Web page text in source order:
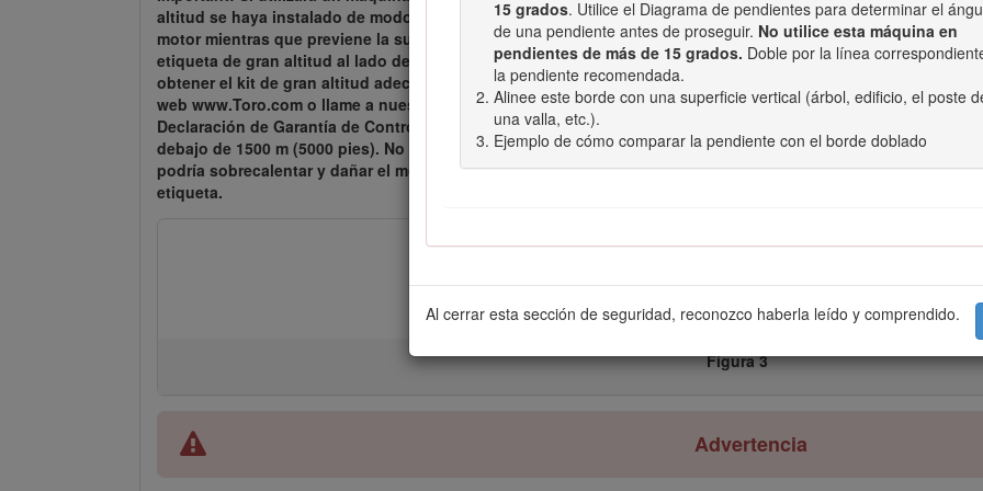
15 grados. Utilice el Diagrama de pendientes para determinar el
de una pendiente antes de proseguir. No utilice esta máquina en
pendientes de más de 15 grados. Doble por la línea
la pendiente recomendada.
Alinee este borde con una superficie vertical (árbol, edificio, el poste
una valla, etc.).
Ejemplo de cómo comparar la pendiente con el borde doblado
Al cerrar esta sección de seguridad, reconozco haberla leído y comprendido.
altitud se haya instalado de modo que el motor cumpla con las normativas de emisiones CARB/EPA. El kit
motor mientras que previene la suciedad de la bujía, la dificultad de arranque y las emisiones aumentadas.
etiqueta de gran altitud al lado de la pegatina de número de serie en la máquina. Póngase en contacto con
obtener el kit de gran altitud adecuado y la etiqueta de gran altitud para su máquina. Para localizar un
web www.Toro.com o llame a nuestro Departamento de Atención al Cliente (Toro Customer Care
Declaración de Garantía de Control de Emisiones.Retire el kit del motor y restablezca el motor a su
debajo de 1500 m (5000 pies). No opere en altitudes inferiores un motor que ha sido transformado para su
podría sobrecalentar y dañar el motor.Si no está seguro de su máquina ha sido transformada para su uso
etiqueta.
Figura 3
Advertencia